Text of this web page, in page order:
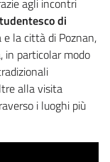
agli incontri
di
e la città di Poznan,
in particolar modo
alla visita
i luoghi più